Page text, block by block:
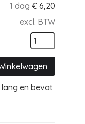
1 dag € 6,20
excl. BTW
en bevat